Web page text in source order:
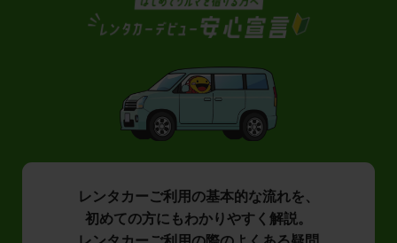
レンタカーご利用の基本的な流れを、
初めての方にもわかりやすく解説。